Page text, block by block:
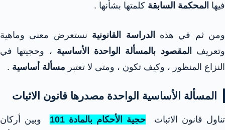
فيها المحكمة السابقة كلمتها بشأنها .
ومن ثم في هذه الدراسة القانونية نستعرض معنى وماهية
وتعريف
المقصود بالمسألة الواحدة الأساسية ، وحجيتها في
النزاع المنظور ، وكيف تكون ، ومتى لا تعتبر مسألة أساسية .
المسألة الأساسية الواحدة مصدرها قانون الاثبات
تناول قانون الاثبات حجية الأحكام بالمادة 101
وبين أركان